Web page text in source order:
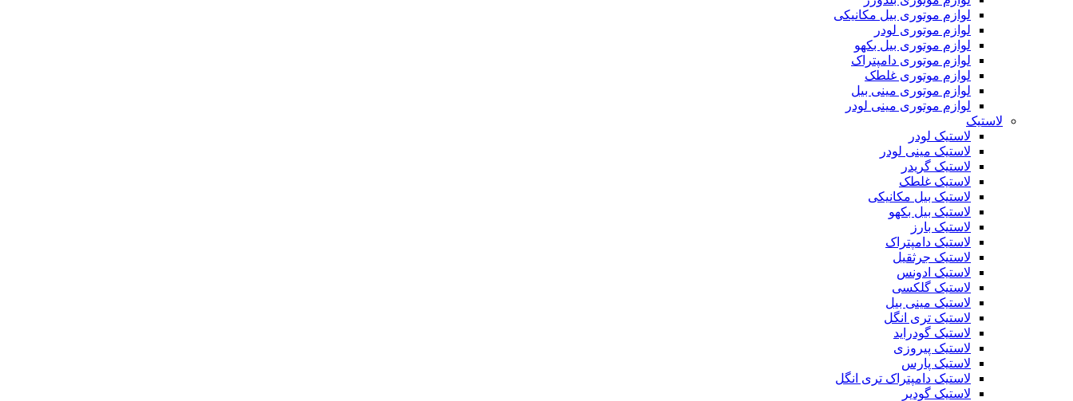
لوازم موتوری بیل مکانیکی
لوازم موتوری لودر
لوازم موتوری بیل بکهو
لوازم موتوری دامپتراک
لوازم موتوری غلطک
لوازم موتوری مینی بیل
لوازم موتوری مینی لودر
لاستیک
لاستیک لودر
لاستیک مینی لودر
لاستیک گریدر
لاستیک غلطک
لاستیک بیل مکانیکی
لاستیک بیل بکهو
لاستیک بارز
لاستیک دامپتراک
لاستیک جرثقیل
لاستیک ادونس
لاستیک گلکسی
لاستیک مینی بیل
لاستیک تری انگل
لاستیک گودراید
لاستیک پیروزی
لاستیک پارس
لاستیک دامپتراک تری انگل
لاستیک گودیر